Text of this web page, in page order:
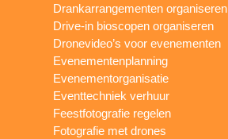
Drankarrangementen organiseren
Drive-in bioscopen organiseren
Dronevideo’s voor evenementen
Evenementenplanning
Evenementorganisatie
Eventtechniek verhuur
Feestfotografie regelen
Fotografie met drones